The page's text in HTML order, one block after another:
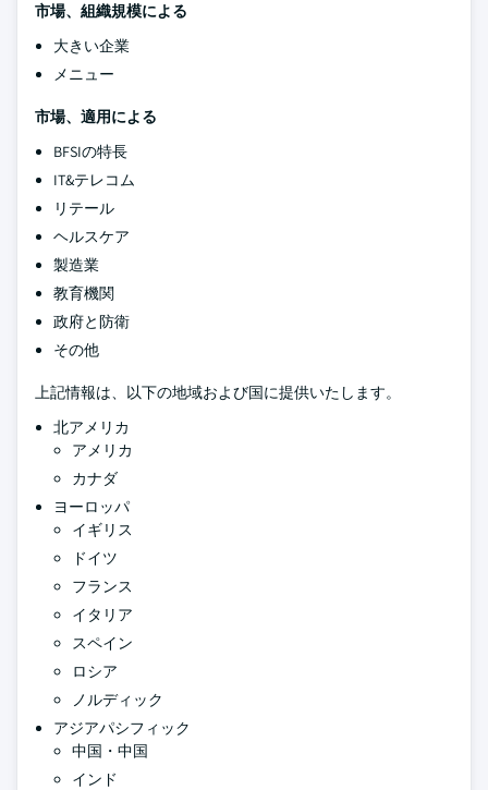
市場、組織規模による
大きい企業
メニュー
市場、適用による
BFSIの特長
IT&テレコム
リテール
ヘルスケア
製造業
教育機関
政府と防衛
その他
上記情報は、以下の地域および国に提供いたします。
北アメリカ
アメリカ
カナダ
ヨーロッパ
イギリス
ドイツ
フランス
イタリア
スペイン
ロシア
ノルディック
アジアパシフィック
中国・中国
インド